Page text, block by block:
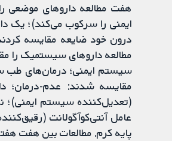
هفت مطالعه داروهای موضعی
ایمنی را سرکوب می‌کند)؛ یک
درون خود ضایعه مقایسه
مطالعه داروهای سیستمیک را
پایه کرم. مطالعات بین هفت هفته و 15 ماه به طول